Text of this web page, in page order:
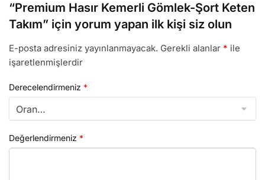
“Premium Hasır Kemerli Gömlek-Şort Keten
Takım” için yorum yapan ilk kişi siz olun
E-posta adresiniz yayınlanmayacak. Gerekli alanlar * ile
işaretlenmişlerdir
Derecelendirmeniz *
Değerlendirmeniz *